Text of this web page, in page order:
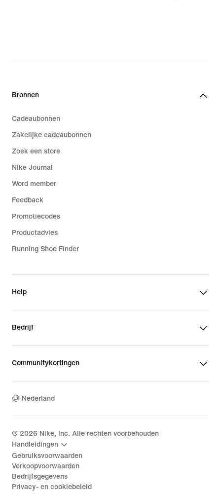
Bronnen
Cadeaubonnen
Zakelijke cadeaubonnen
Zoek een store
Nike Journal
Word member
Feedback
Promotiecodes
Productadvies
Running Shoe Finder
Help
Bedrijf
Communitykortingen
Nederland
© 2026 Nike, Inc. Alle rechten voorbehouden
Handleidingen
Gebruiksvoorwaarden
Verkoopvoorwaarden
Bedrijfsgegevens
Privacy- en cookiebeleid